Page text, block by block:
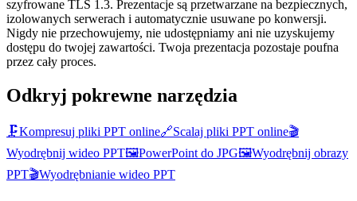
szyfrowane TLS 1.3. Prezentacje są przetwarzane na bezpiecznych,
izolowanych serwerach i automatycznie usuwane po konwersji.
Nigdy nie przechowujemy, nie udostępniamy ani nie uzyskujemy
dostępu do twojej zawartości. Twoja prezentacja pozostaje poufna
przez cały proces.
Odkryj pokrewne narzędzia
🗜️Kompresuj pliki PPT online🔗Scalaj pliki PPT online🎬
Wyodrębnij wideo PPT🖼️PowerPoint do JPG🖼️Wyodrębnij obrazy
PPT🎬Wyodrębnianie wideo PPT